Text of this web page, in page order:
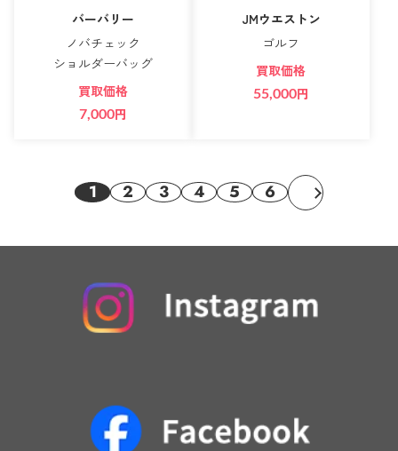
バーバリー
ノバチェック
ショルダーバッグ
買取価格
7,000円
JMウエストン
ゴルフ
買取価格
55,000円
1 2 3 4 5 6